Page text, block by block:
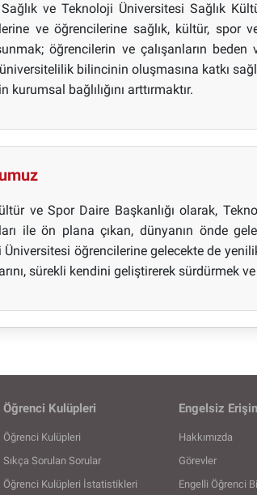
ve Teknoloji Üniversitesi Sağlık
ve öğrencilerine sağlık, kültür, spor
öğrencilerin ve çalışanların beden
bilincinin oluşmasına katkı
kurumsal bağlılığını arttırmaktır.
ve Spor Daire Başkanlığı olarak,
ile ön plana çıkan, dünyanın önde
Üniversitesi öğrencilerine gelecekte de
sürekli kendini geliştirerek sürdürmek
Öğrenci Kulüpleri
Öğrenci Kulüpleri
Sıkça Sorulan Sorular
Öğrenci Kulüpleri İstatistikleri
Engelsiz
Hakkımızda
Görevler
Engelli Öğrenci